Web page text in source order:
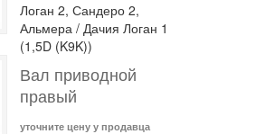
Логан 2, Сандеро 2,
Альмера / Дачия Логан 1
(1,5D (K9K))
Вал приводной
правый
уточните цену у продавца